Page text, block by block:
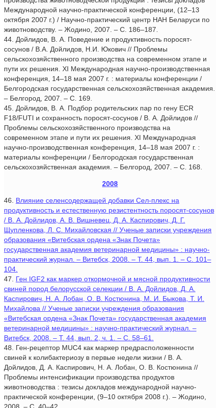
Международной научно-практической конференции, (12–13
октября 2007 г.) / Научно-практический центр НАН Беларуси по
животноводству. – Жодино, 2007. – С. 186–187.
44. Дойлидов, В. А. Поведение и продуктивность поросят-
сосунов / В.А. Дойлидов, Н.И. Юкович // Проблемы
сельскохозяйственного производства на современном этапе и
пути их решения. XI Международная научно-производственная
конференция, 14–18 мая 2007 г. : материалы конференции /
Белгородская государственная сельскохозяйственная академия.
– Белгород, 2007. – С. 169.
45. Дойлидов, В. А. Подбор родительских пар по гену ECR
F18/FUTI и сохранность поросят-сосунов / В. А. Дойлидов //
Проблемы сельскохозяйственного производства на
современном этапе и пути их решения. XI Международная
научно-производственная конференция, 14–18 мая 2007 г. :
материалы конференции / Белгородская государственная
сельскохозяйственная академия. – Белгород, 2007. – С. 168.
2008
46. Влияние селенсодержащей добавки Сел-плекс на
продуктивность и естественную резистентность поросят-сосунов
/ В. А. Дойлидов, А. В. Вишневец, Д. А. Каспирович, Д. Г.
Щупленкова, Л. С. Михайловская // Ученые записки учреждения
образования «Витебская ордена «Знак Почета»
государственная академия ветеринарной медицины» : научно-
практический журнал. – Витебск, 2008. – Т. 44, вып. 1. – С. 101–
104.
47. Ген IGF2 как маркер откормочной и мясной продуктивности
свиней пород белорусской селекции / В. А. Дойлидов, Д. А.
Каспирович, Н. А. Лобан, О. В. Костюнина, М. И. Быкова, Т. И.
Михайлова // Ученые записки учреждения образования
«Витебская ордена «Знак Почета» государственная академия
ветеринарной медицины» : научно-практический журнал. –
Витебск, 2008. – Т. 44, вып. 2, ч. 1. – С. 58–61.
48. Ген-рецептор MUC4 как маркер предрасположенности
свиней к колибактериозу в первые недели жизни / В. А.
Дойлидов, Д. А. Каспирович, Н. А. Лобан, О. В. Костюнина //
Проблемы интенсификации производства продуктов
животноводства : тезисы докладов международной научно-
практической конференции, (9–10 октября 2008 г.). – Жодино,